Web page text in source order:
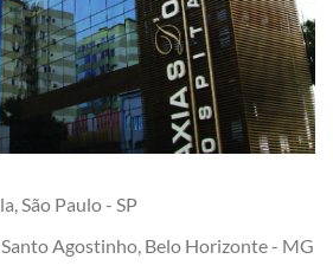
São Paulo - SP
Agostinho, Belo Horizonte - MG